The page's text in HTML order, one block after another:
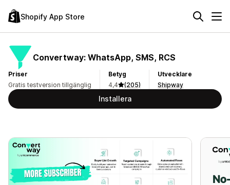
Shopify App Store
Convertway: WhatsApp, SMS, RCS
Priser
Gratis testversion tillgänglig
Betyg
4,4
(205)
Utvecklare
Shipway
Installera